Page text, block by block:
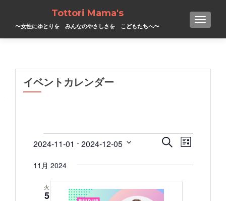
Tottori Mama's
〜女性にゆとりを みんなのやさしさを こどもたちへ〜
イベントカレンダー
イ
ベ
ト
イ
ベ
ン
ト
検索 イ
ベ
ト
リスト表示
2024-11-01 - 2024-12-05
付
11月 2024
火
5